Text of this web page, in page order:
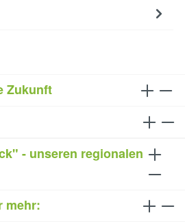
Zukunft
- unseren regionalen
mehr: